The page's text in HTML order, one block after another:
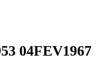
04FEV1967